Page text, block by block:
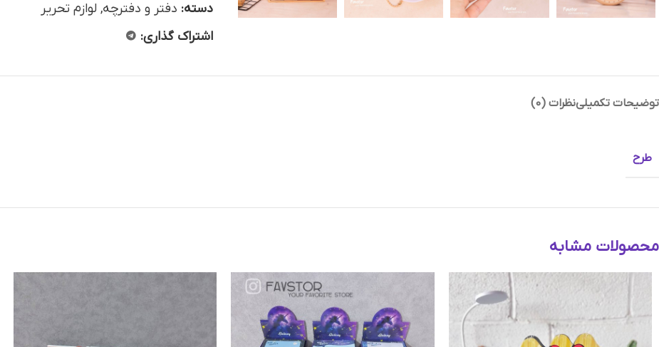
دسته: دفتر و دفترچه, لوازم تحریر
اشتراک گذاری:
توضیحات تکمیلینظرات (0)
طرح
محصولات مشابه